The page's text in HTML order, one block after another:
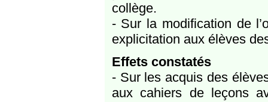
collège.
- Sur la modification de
explicitation aux élèves
Effets constatés
- Sur les acquis des
aux cahiers de leçons